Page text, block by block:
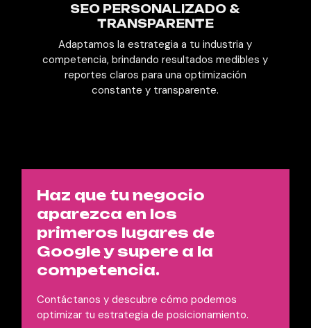
SEO PERSONALIZADO &
TRANSPARENTE
Adaptamos la estrategia a tu industria y
competencia, brindando resultados medibles y
reportes claros para una optimización
constante y transparente.
Haz que tu negocio
aparezca en los
primeros lugares de
Google y supere a la
competencia.
Contáctanos y descubre cómo podemos
optimizar tu estrategia de posicionamiento.